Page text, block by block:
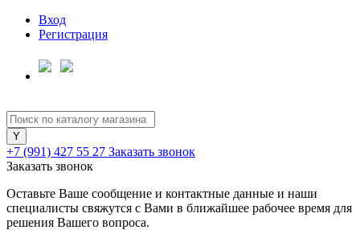
Вход
Регистрация
+7 (991) 427 55 27 Заказать звонок
Заказать звонок
Оставьте Ваше сообщение и контактные данные и наши
специалисты свяжутся с Вами в ближайшее рабочее время для
решения Вашего вопроса.